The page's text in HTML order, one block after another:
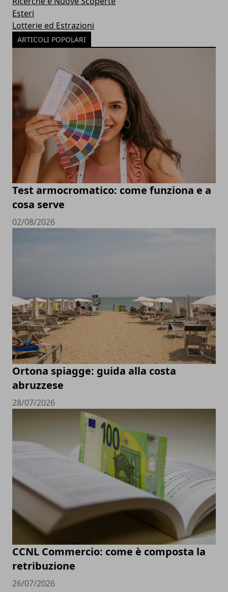
Esteri
Lotterie ed Estrazioni
ARTICOLI POPOLARI
Test armocromatico: come funziona e a
cosa serve
02/08/2026
Ortona spiagge: guida alla costa
abruzzese
28/07/2026
CCNL Commercio: come è composta la
retribuzione
26/07/2026